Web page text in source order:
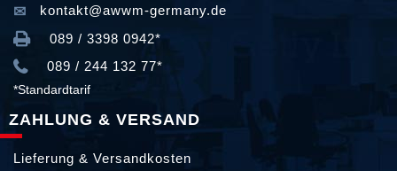
kontakt@awwm-germany.de
089 / 3398 0942*
089 / 244 132 77*
*Standardtarif
ZAHLUNG & VERSAND
Lieferung & Versandkosten